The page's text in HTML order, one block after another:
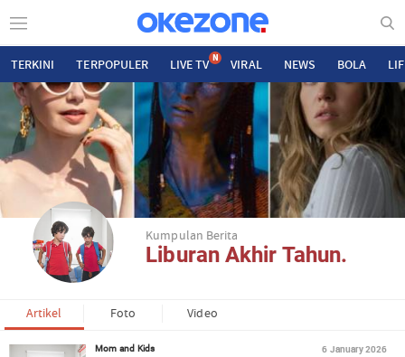
TERKINI TERPOPULER LIVE TV N VIRAL NEWS BOLA
Kumpulan Berita
Liburan Akhir Tahun.
Artikel Foto Video
Mom and Kids 6 January 2026